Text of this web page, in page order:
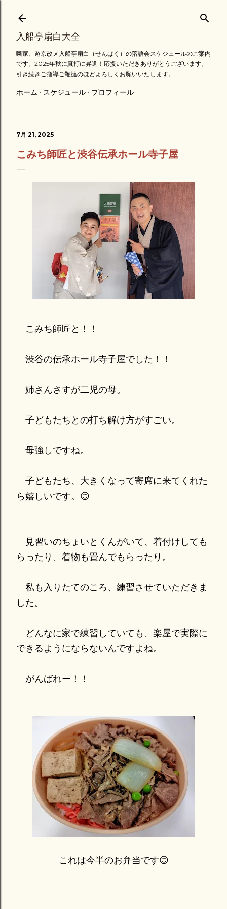
スキップしてメイン コンテンツに移動
入船亭扇白大全
噺家、遊京改メ入船亭扇白（せんぱく）の落語会スケジュールのご案内
です。2025年秋に真打に昇進！応援いただきありがとうございます。
引き続きご指導ご鞭撻のほどよろしくお願いいたします。
ホーム スケジュール プロフィール
7月 21, 2025
こみち師匠と渋谷伝承ホール寺子屋
こみち師匠と！！
渋谷の伝承ホール寺子屋でした！！
姉さんさすが二児の母。
子どもたちとの打ち解け方がすごい。
母強しですね。
子どもたち、大きくなって寄席に来てくれた
ら嬉しいです。😊
見習いのちょいとくんがいて、着付けしても
らったり、着物も畳んでもらったり。
私も入りたてのころ、練習させていただきま
した。
どんなに家で練習していても、楽屋で実際に
できるようにならないんですよね。
がんばれー！！
これは今半のお弁当です😊